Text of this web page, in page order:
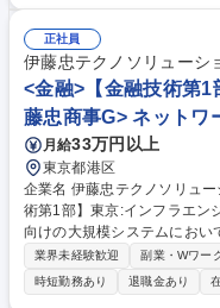
課題に対し、運用領域に限
を起点としたDX・業務変革の構想・提案 募集職種
ーキテクト（金融向け運用
正社員
伊藤忠テクノソリューシ
<金融>【金融技術第
藤忠商事G> ネットワ
月給33万円以上
東京都港区
企業名 伊藤忠テクノソリューションズ株式会
術第1部】東京:インフラエンジニア＜伊
向けの大規模システムにおい
よび可視化・分析、性能改
【募集部署の概要】当部は、
クラウド）における開発を専
業界未経験歓迎 副業・Wワー
時短勤務あり
退職金あり